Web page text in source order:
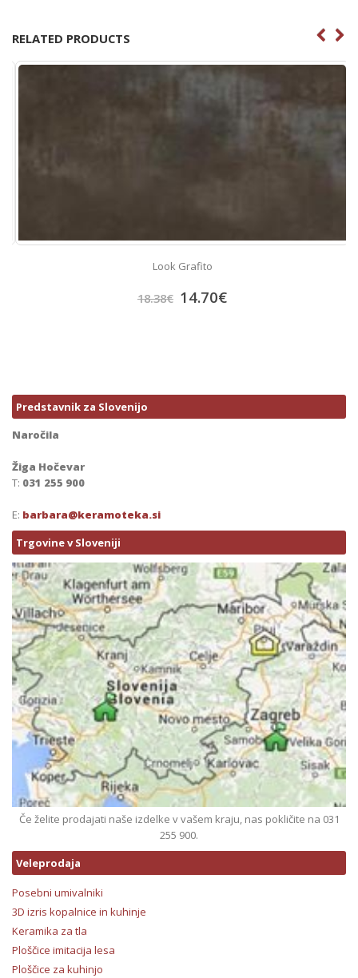
RELATED PRODUCTS
Look Grafito
18.38€ 14.70€
Predstavnik za Slovenijo
Naročila
Žiga Hočevar
T: 031 255 900
E: barbara@keramoteka.si
Trgovine v Sloveniji
Če želite prodajati naše izdelke v vašem kraju, nas pokličite na 031
255 900.
Veleprodaja
Posebni umivalniki
3D izris kopalnice in kuhinje
Keramika za tla
Ploščice imitacija lesa
Ploščice za kuhinjo